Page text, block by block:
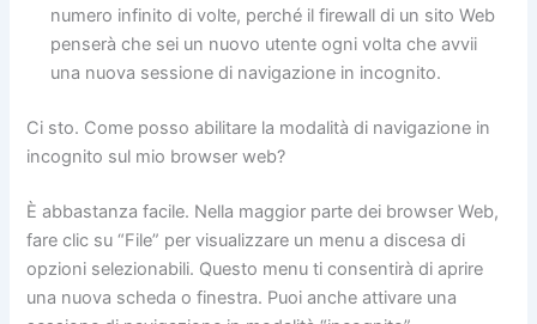
numero infinito di volte, perché il firewall di un sito Web
penserà che sei un nuovo utente ogni volta che avvii
una nuova sessione di navigazione in incognito.
Ci sto. Come posso abilitare la modalità di navigazione in
incognito sul mio browser web?
È abbastanza facile. Nella maggior parte dei browser Web,
fare clic su “File” per visualizzare un menu a discesa di
opzioni selezionabili. Questo menu ti consentirà di aprire
una nuova scheda o finestra. Puoi anche attivare una